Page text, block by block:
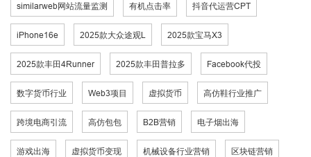
similarweb网站流量监测 有机点击率 抖音代运营CPT
iPhone16e 2025款大众途观L 2025款宝马X3
2025款丰田4Runner 2025款丰田普拉多 Facebook代投
数字货币行业 Web3项目 虚拟货币 高仿鞋行业推广
跨境电商引流 高仿包包 B2B营销 电子烟出海
游戏出海 虚拟货币变现 机械设备行业营销 区块链营销